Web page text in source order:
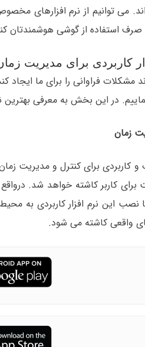
می توانیم از نرم افزارهای
صرف استفاده از گوشی هوشمندتان
کاربردی برای مدیریت
مشکلات فراوانی را برای ما
در این بخش به معرفی بهترین
زمان
واقعی کاشته می شود.